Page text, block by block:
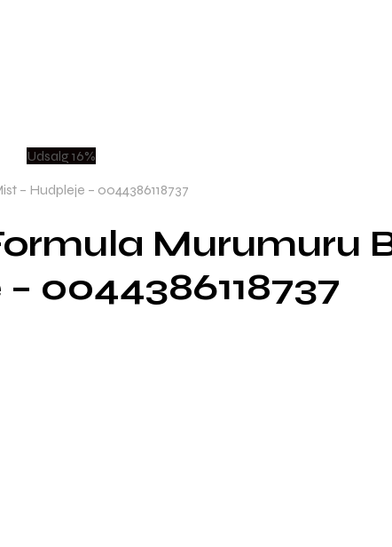
Udsalg 16%
– Hudpleje – 0044386118737
Murumuru
0044386118737